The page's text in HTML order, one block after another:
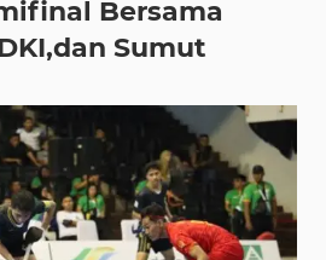
Bersama
Sumut